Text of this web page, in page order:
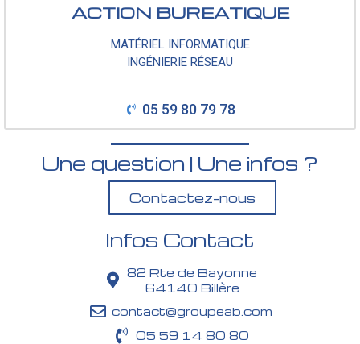
ACTION BUREATIQUE
MATÉRIEL INFORMATIQUE
INGÉNIERIE RÉSEAU
05 59 80 79 78
Une question | Une infos ?
Contactez-nous
Infos Contact
82 Rte de Bayonne
64140 Billère
contact@groupeab.com
05 59 14 80 80